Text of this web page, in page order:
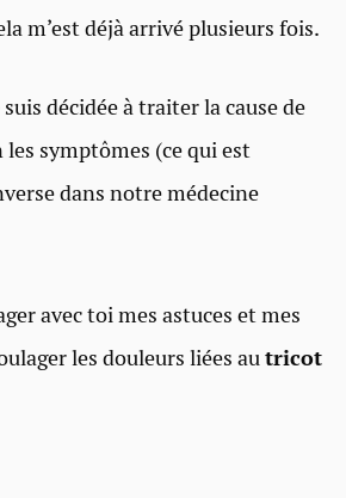
m’est déjà arrivé plusieurs fois.
décidée à traiter la cause de
symptômes (ce qui est
dans notre médecine
avec toi mes astuces et mes
les douleurs liées autricot